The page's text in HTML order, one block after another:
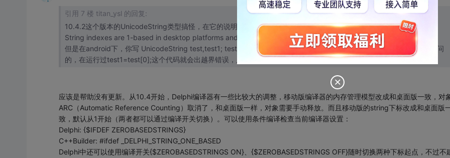
引用 7 楼 titan_ysl 的回复:
10.4.2这个版本的UnicodeString类型搞怪，在它的说明里，
String indexes are 1-based in desktop platforms and 0-based in mobile platforms.
但是在android下，你写 UnicodeString test,test1; test="12345"; test1=test[0];，调试时，查看这个变量的值是可以访问
的，在运行过test1=test[0];这个代码就会出越界错误，只能从1开始访问。而在10.2.3版本中却没这个问题，是正常的!
应该是帮助没有更新。从10.4开始，Delphi编译器有一些比较大的调整，移动版编译器的内存管理模型改成和桌面版一致，对
ARC（Automatic Reference Counting）取消了，和桌面版一样，对象需要手动释放。而且移动版的string下标改成和桌面版
致，默认从1开始（两者都可以通过编译开关切换）。可以使用条件编译检查当前编译器设置：
Delphi: {$IFDEF ZEROBASEDSTRINGS}
C++Builder: #ifdef _DELPHI_STRING_ONE_BASED
Delphi中还可以使用编译开关{$ZEROBASEDSTRINGS ON}、{$ZEROBASEDSTRINGS OFF}随时切换两种下标起点，不过不